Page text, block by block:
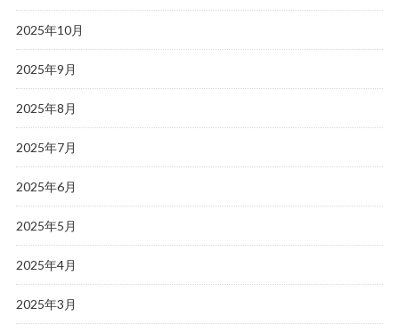
2025年10月
2025年9月
2025年8月
2025年7月
2025年6月
2025年5月
2025年4月
2025年3月